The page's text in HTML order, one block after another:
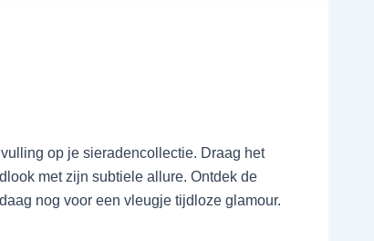
op je sieradencollectie. Draag het
met zijn subtiele allure. Ontdek de
nog voor een vleugje tijdloze glamour.